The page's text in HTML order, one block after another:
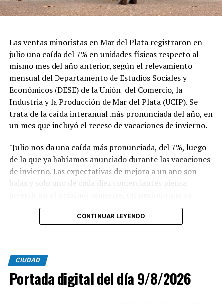
Las ventas minoristas en Mar del Plata registraron en
julio una caída del 7% en unidades físicas respecto al
mismo mes del año anterior, según el relevamiento
mensual del Departamento de Estudios Sociales y
Económicos (DESE) de la Unión del Comercio, la
Industria y la Producción de Mar del Plata (UCIP). Se
trata de la caída interanual más pronunciada del año, en
un mes que incluyó el receso de vacaciones de invierno.
"Julio nos da una caída más pronunciada, del 7%, luego
de la que ya habíamos anunciado durante las vacaciones
de invierno. Las expectativas de mejora a un año son
bajas y solo uno de cada diez comerciantes piensa
alcanza al inicio de la temporada de verano", afirmó
meses de caída en ventas y en rentabilidad. Solo 15 de
cada 100 comerciantes considera que su rentabilidad es
buena, y eso frena la inversión y la reinversión", agregó.
Los datos del relevamiento confirman una tendencia
CONTINUAR LEYENDO
CIUDAD
Portada digital del día 9/8/2026